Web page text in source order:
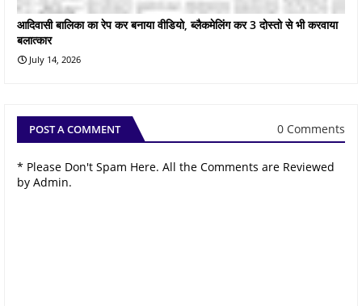
आदिवासी बालिका का रेप कर बनाया वीडियो, ब्लैकमेलिंग कर 3 दोस्तो से भी करवाया
बलात्कार
July 14, 2026
POST A COMMENT 0 Comments
* Please Don't Spam Here. All the Comments are Reviewed
by Admin.